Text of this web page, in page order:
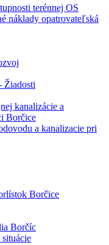
terénnej OS
náklady opatrovateľská
Žiadosti
kanalizácie a
Borčice
a kanalizacie pri
Borčice
Borčíc